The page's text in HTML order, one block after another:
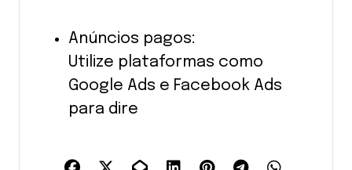
Anúncios pagos:
Utilize plataformas como
Google Ads e Facebook Ads
para dire